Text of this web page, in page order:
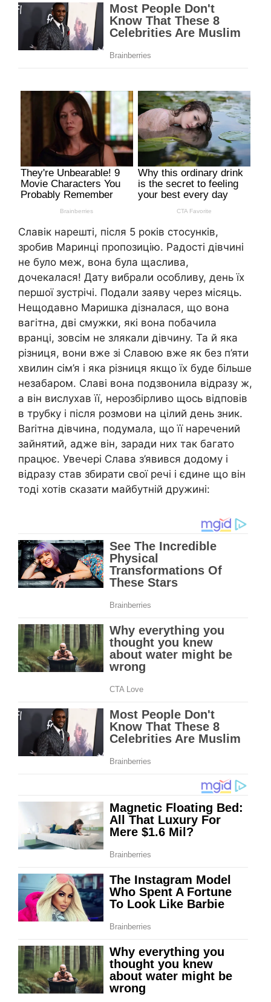
Славік нарешті, після 5 років стосунків,
зробив Маринці пропозицію. Радості дівчині
не було меж, вона була щаслива,
дочекалася! Дату вибрали особливу, день їх
першої зустрічі. Подали заяву через місяць.
Нещодавно Маришка дізналася, що вона
вагітна, дві смужки, які вона побачила
вранці, зовсім не злякали дівчину. Та й яка
різниця, вони вже зі Славою вже як без п’яти
хвилин сім’я і яка різниця якщо їх буде більше
незабаром. Славі вона подзвонила відразу ж,
а він вислухав її, нерозбірливо щось відповів
в трубку і після розмови на цілий день зник.
Ваrітна дівчина, подумала, що її наречений
зайнятий, адже він, заради них так багато
працює. Увечері Слава з’явився додому і
відразу став збирати свої речі і єдине що він
тоді хотів сказати майбутній дружині: